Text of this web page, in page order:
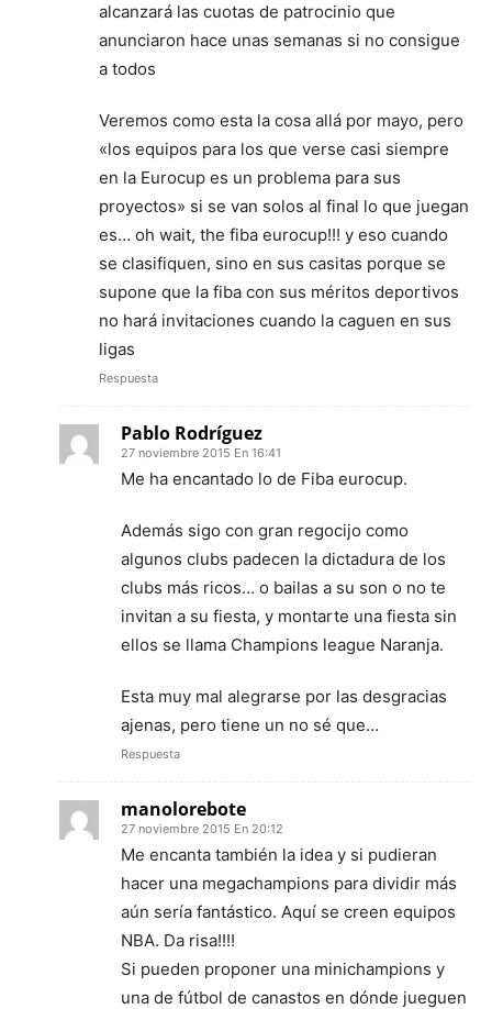
alcanzará las cuotas de patrocinio que
anunciaron hace unas semanas si no consigue
a todos
Veremos como esta la cosa allá por mayo, pero
«los equipos para los que verse casi siempre
en la Eurocup es un problema para sus
proyectos» si se van solos al final lo que juegan
es… oh wait, the fiba eurocup!!! y eso cuando
se clasifiquen, sino en sus casitas porque se
supone que la fiba con sus méritos deportivos
no hará invitaciones cuando la caguen en sus
ligas
Respuesta
Pablo Rodríguez
27 noviembre 2015 En 16:41
Me ha encantado lo de Fiba eurocup.
Además sigo con gran regocijo como
algunos clubs padecen la dictadura de los
clubs más ricos… o bailas a su son o no te
invitan a su fiesta, y montarte una fiesta sin
ellos se llama Champions league Naranja.
Esta muy mal alegrarse por las desgracias
ajenas, pero tiene un no sé que…
Respuesta
manolorebote
27 noviembre 2015 En 20:12
Me encanta también la idea y si pudieran
hacer una megachampions para dividir más
aún sería fantástico. Aquí se creen equipos
NBA. Da risa!!!!
Si pueden proponer una minichampions y
una de fútbol de canastos en dónde jueguen